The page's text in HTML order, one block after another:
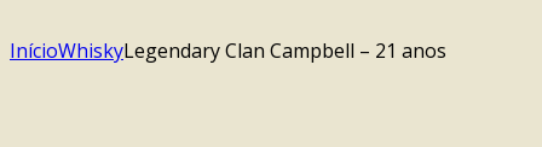
InícioWhiskyLegendary Clan Campbell – 21 anos